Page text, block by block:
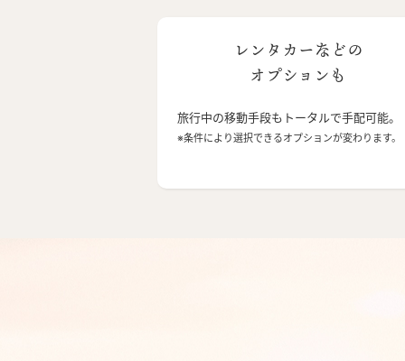
レンタカーなどの
オプションも
旅行中の移動手段もトータルで手配可能。
※条件により選択できるオプションが変わります。